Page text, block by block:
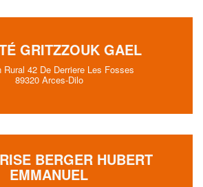
GRITZZOUK GAEL
Rural 42 De Derriere Les Fosses
89320 Arces-Dilo
BERGER HUBERT
EMMANUEL